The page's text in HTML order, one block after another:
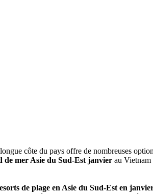
côte du‎ pays offre de nombreuses‎
de mer‎ Asie du Sud-Est janvier‎ au Vietnam
de plage en‎ Asie du Sud-Est en